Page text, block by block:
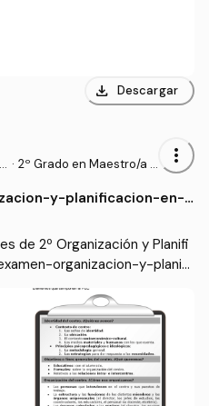
download Descargar
· 2º Grado en Maestro/a d
more_vert
y-planificacion-en-e
de 2º Organización y Planifi
organizacion-y-planifi